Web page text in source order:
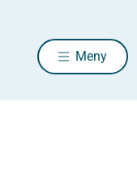
Meny